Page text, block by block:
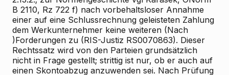
B 2110, Rz 722 f) nach vorbehaltsloser Annahme
einer auf eine Schlussrechnung geleisteten Zahlung
dem Werkunternehmer keine weiteren (Nach
)Forderungen zu (RIS-Justiz RS0070863). Dieser
Rechtssatz wird von den Parteien grundsätzlich
nicht in Frage gestellt; strittig ist nur, ob er auch auf
einen Skontoabzug anzuwenden sei. Nach Prüfung